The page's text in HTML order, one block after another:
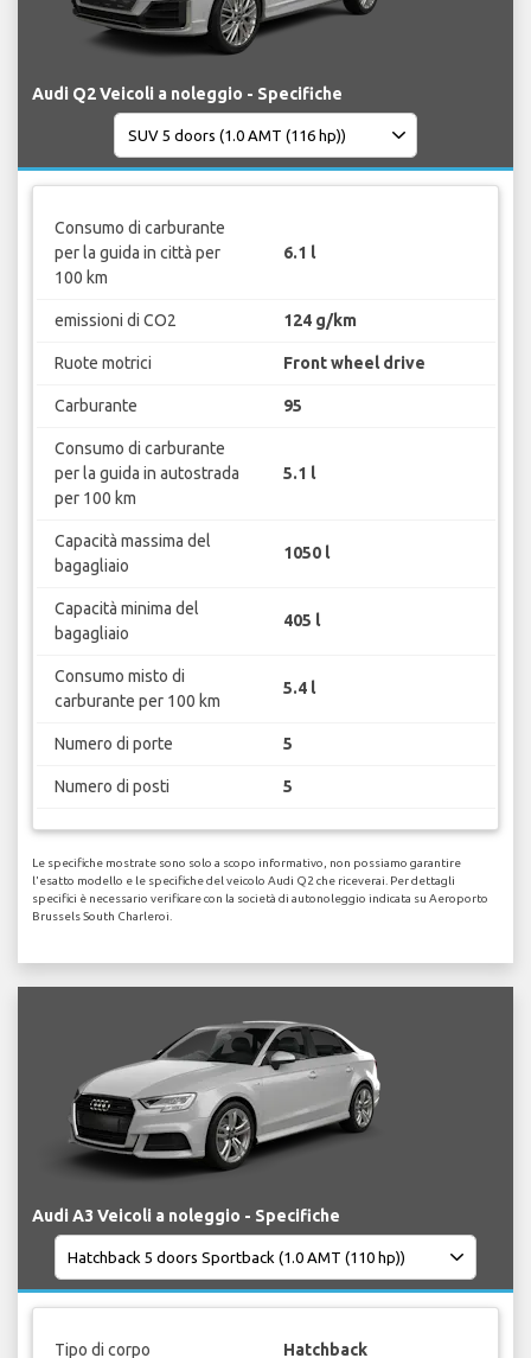
Audi Q2 Veicoli a noleggio - Specifiche
Consumo di carburante
per la guida in città per
100 km
6.1 l
emissioni di CO2 124 g/km
Ruote motrici Front wheel drive
Carburante 95
Consumo di carburante
per la guida in autostrada
per 100 km
5.1 l
Capacità massima del
bagagliaio
1050 l
Capacità minima del
bagagliaio
405 l
Consumo misto di
carburante per 100 km
5.4 l
Numero di porte 5
Numero di posti 5
Le specifiche mostrate sono solo a scopo informativo, non possiamo garantire
l'esatto modello e le specifiche del veicolo Audi Q2 che riceverai. Per dettagli
specifici è necessario verificare con la società di autonoleggio indicata su Aeroporto
Brussels South Charleroi.
Audi A3 Veicoli a noleggio - Specifiche
Tipo di corpo Hatchback